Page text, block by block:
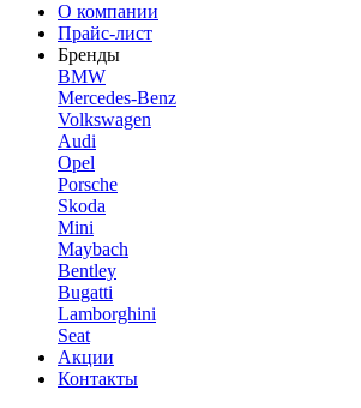
О компании
Прайс-лист
Бренды
BMW
Mercedes-Benz
Volkswagen
Audi
Opel
Porsche
Skoda
Mini
Maybach
Bentley
Bugatti
Lamborghini
Seat
Акции
Контакты